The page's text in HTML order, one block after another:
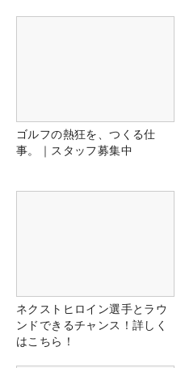
ゴルフの熱狂を、つくる仕
事。｜スタッフ募集中
ネクストヒロイン選手とラウ
ンドできるチャンス！詳しく
はこちら！